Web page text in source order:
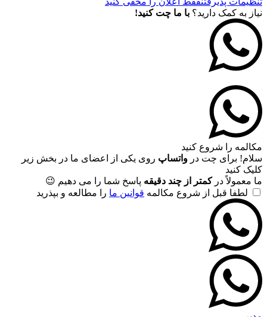
نیاز به کمک دارید؟ با ما چت کنید!
مکالمه را شروع کنید
سلام! برای چت در واتساپ روی یکی از اعضای ما در بخش زیر
کلیک کنید
ما معمولاً درکمتر از چند دقیقه پاسخ شما را می دهیم 😉
لطفا قبل از شروع مکالمه قوانین ما را مطالعه و بپذرید